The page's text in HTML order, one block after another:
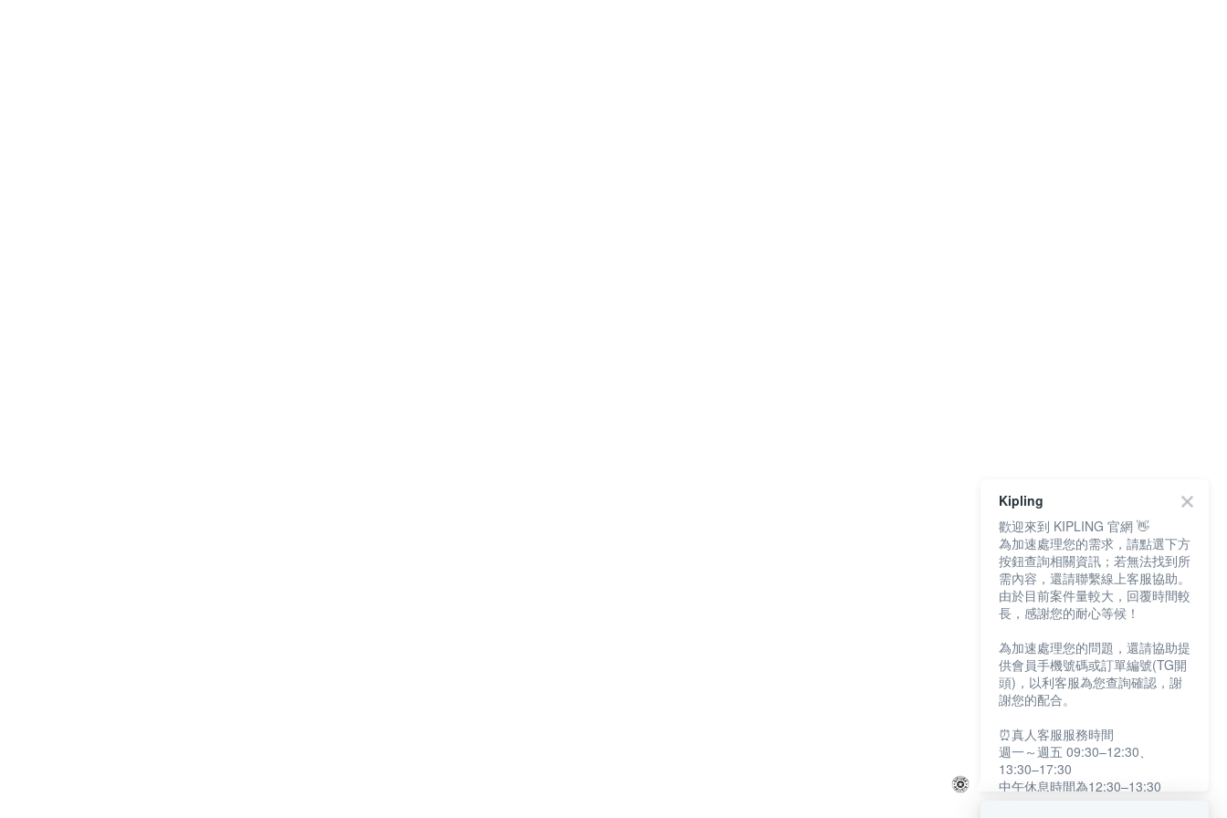
Kipling
歡迎來到 KIPLING 官網 👋
為加速處理您的需求，請點選下方
按鈕查詢相關資訊；若無法找到所
需內容，還請聯繫線上客服協助。
由於目前案件量較大，回覆時間較
長，感謝您的耐心等候！
為加速處理您的問題，還請協助提
供會員手機號碼或訂單編號(TG開
頭)，以利客服為您查詢確認，謝
謝您的配合。
⏰真人客服服務時間
週一～週五 09:30–12:30、
13:30–17:30
中午休息時間為12:30–13:30